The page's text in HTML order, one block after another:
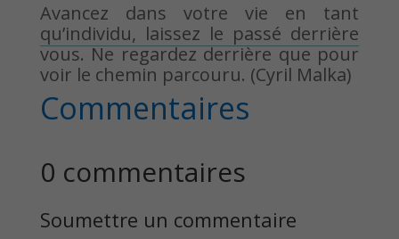
Avancez dans votre vie en tant
qu’individu, laissez le passé derrière
vous. Ne regardez derrière que pour
voir le chemin parcouru. (Cyril Malka)
Commentaires
0 commentaires
Soumettre un commentaire